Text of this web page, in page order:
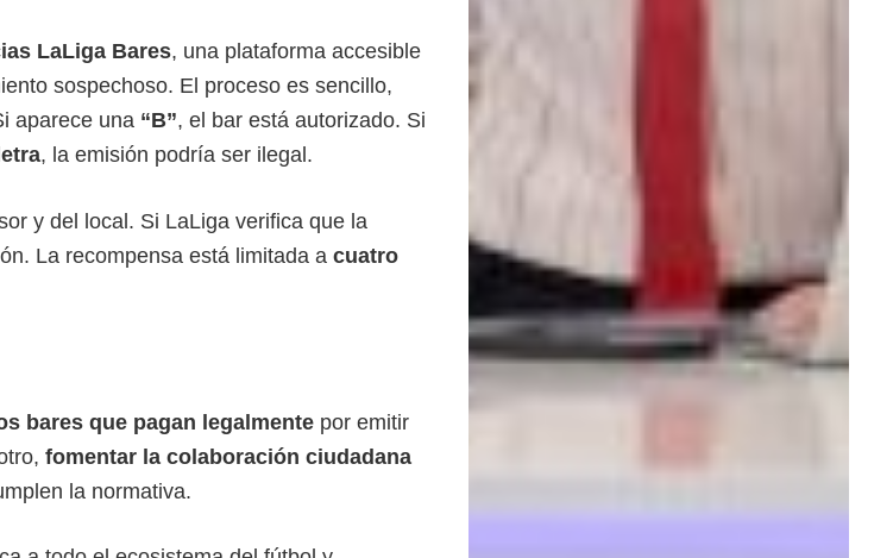
LaLiga Bares, una plataforma accesible
sospechoso. El proceso es sencillo,
aparece una “B”, el bar está autorizado. Si
, la emisión podría ser ilegal.
y del local. Si LaLiga verifica que la
La recompensa está limitada a cuatro
bares que pagan legalmente por emitir
fomentar la colaboración ciudadana
la normativa.